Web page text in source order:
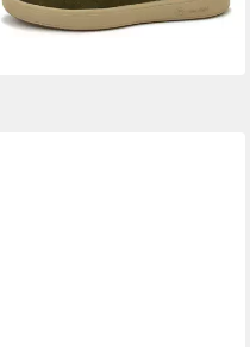
79,00 €